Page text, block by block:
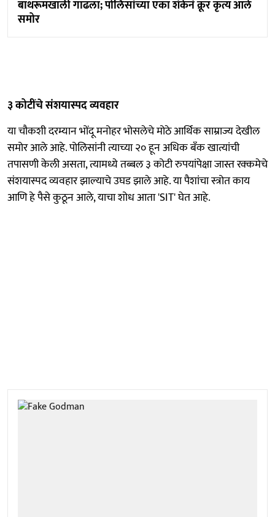
बाथरूमखाली गाढला; पोलिसांच्या एका शंकेनं क्रूर कृत्य आले
समोर
३ कोटींचे संशयास्पद व्यवहार
या चौकशी दरम्यान भोंदू मनोहर भोसलेचे मोठे आर्थिक साम्राज्य देखील
समोर आले आहे. पोलिसांनी त्याच्या २० हून अधिक बँक खात्यांची
तपासणी केली असता, त्यामध्ये तब्बल ३ कोटी रुपयांपेक्षा जास्त रक्कमेचे
संशयास्पद व्यवहार झाल्याचे उघड झाले आहे. या पैशांचा स्त्रोत काय
आणि हे पैसे कुठून आले, याचा शोध आता 'SIT' घेत आहे.